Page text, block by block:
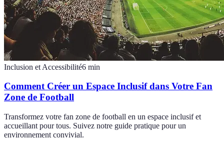
Inclusion et Accessibilité6 min
Comment Créer un Espace Inclusif dans Votre Fan
Zone de Football
Transformez votre fan zone de football en un espace inclusif et
accueillant pour tous. Suivez notre guide pratique pour un
environnement convivial.